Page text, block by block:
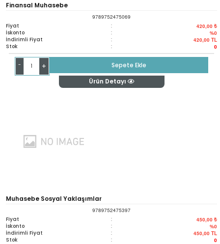
Finansal Muhasebe
9789752475069
Fiyat : 420,00 ₺
İskonto : %0
İndirimli Fiyat : 420,00 TL
Stok : 0
- +
Sepete Ekle
Ürün Detayı
Muhasebe Sosyal Yaklaşımlar
9789752475397
Fiyat : 450,00 ₺
İskonto : %0
İndirimli Fiyat : 450,00 TL
Stok : 0